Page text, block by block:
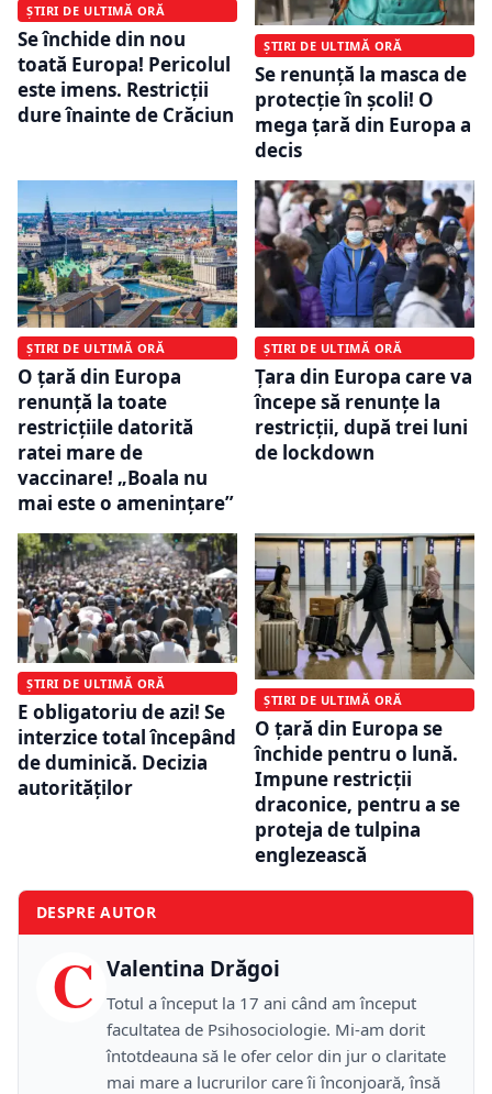
ȘTIRI DE ULTIMĂ ORĂ
Se închide din nou
toată Europa! Pericolul
este imens. Restricții
dure înainte de Crăciun
ȘTIRI DE ULTIMĂ ORĂ
Se renunță la masca de
protecție în școli! O
mega țară din Europa a
decis
ȘTIRI DE ULTIMĂ ORĂ
O țară din Europa
renunță la toate
restricțiile datorită
ratei mare de
vaccinare! „Boala nu
mai este o amenințare”
ȘTIRI DE ULTIMĂ ORĂ
Țara din Europa care va
începe să renunțe la
restricții, după trei luni
de lockdown
ȘTIRI DE ULTIMĂ ORĂ
E obligatoriu de azi! Se
interzice total începând
de duminică. Decizia
autorităților
ȘTIRI DE ULTIMĂ ORĂ
O țară din Europa se
închide pentru o lună.
Impune restricții
draconice, pentru a se
proteja de tulpina
englezească
DESPRE AUTOR
C Valentina Drăgoi
Totul a început la 17 ani când am început
facultatea de Psihosociologie. Mi-am dorit
întotdeauna să le ofer celor din jur o claritate
mai mare a lucrurilor care îi înconjoară, însă